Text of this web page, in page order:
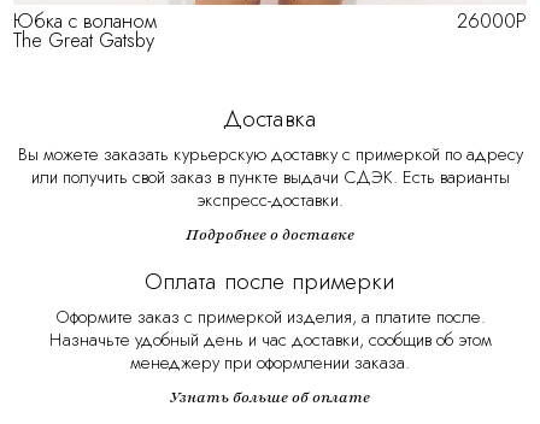
Юбка с воланом
The Great Gatsby
26000Р
Доставка
Вы можете заказать курьерскую доставку с примеркой по адресу
или получить свой заказ в пункте выдачи СДЭК. Есть варианты
экспресс-доставки.
Подробнее о доставке
Оплата после примерки
Оформите заказ с примеркой изделия, а платите после.
Назначьте удобный день и час доставки, сообщив об этом
менеджеру при оформлении заказа.
Узнать больше об оплате